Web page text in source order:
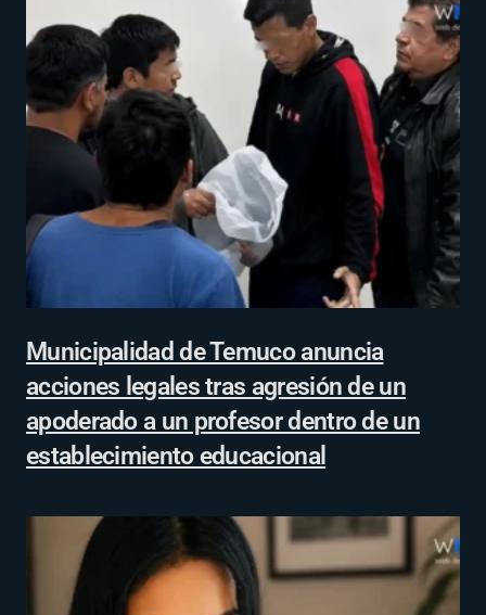
Municipalidad de Temuco anuncia
acciones legales tras agresión de un
apoderado a un profesor dentro de un
establecimiento educacional